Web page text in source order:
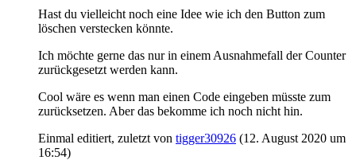
Hast du vielleicht noch eine Idee wie ich den Button zum
löschen verstecken könnte.
Ich möchte gerne das nur in einem Ausnahmefall der Counter
zurückgesetzt werden kann.
Cool wäre es wenn man einen Code eingeben müsste zum
zurücksetzen. Aber das bekomme ich noch nicht hin.
Einmal editiert, zuletzt von tigger30926 (12. August 2020 um
16:54)